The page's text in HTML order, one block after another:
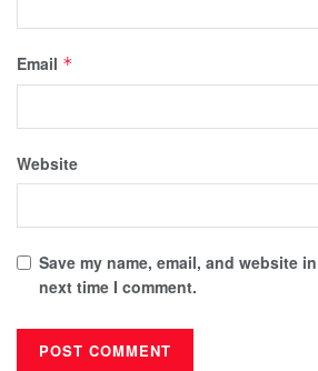
Email *
Website
Save my name, email, and website
next time I comment.